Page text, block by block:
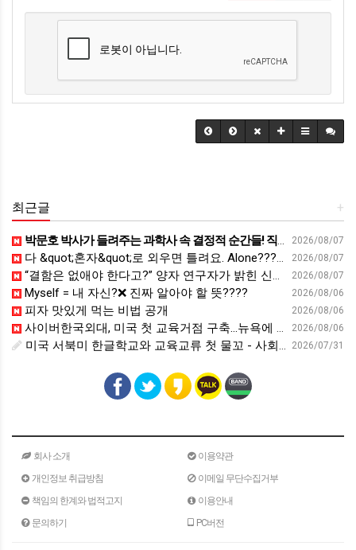
+
최근글
2026/08/07
박문호 박사가 들려주는 과학사 속 결정적 순간들! 직관을 뛰어넘는 과학적 통찰 : 생각하는 청소년을 위한 과학 시리즈 1부(feat.박문호 박사)
2026/08/07
다 &quot;혼자&quot;로 외우면 틀려요. Alone????By myself????On my own
2026/08/07
“결함은 없애야 한다고?” 양자 연구자가 밝힌 신비: 없애려던 흠이 무기가 되는 방법 | 이정현 KIST 양자기술연구단 선임연구원 | 양자 컴퓨터 인생 | 세바시 2121회
2026/08/06
Myself = 내 자신?❌ 진짜 알아야 할 뜻????
2026/08/06
피자 맛있게 먹는 비법 공개
2026/08/06
사이버한국외대, 미국 첫 교육거점 구축…뉴욕에 미주글로벌센터 개소 - 재외동포신문
2026/07/31
미국 서북미 한글학교와 교육교류 첫 물꼬 - 사회적경제뉴스
회사 소개
이용약관
개인정보 취급방침
이메일 무단수집거부
책임의 한계와 법적고지
이용안내
문의하기
PC버전